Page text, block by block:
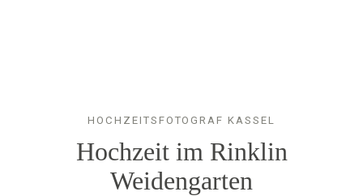
GALERIE
FAQ
HOCHZEITSFOTOGRAF KASSEL
Hochzeit im Rinklin
Weidengarten